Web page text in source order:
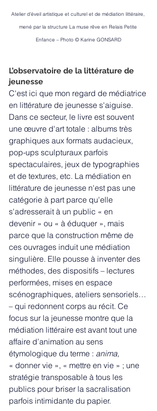
Atelier d’éveil artistique et culturel et de médiation littéraire,
mené par la structure La muse rêve en Relais Petite
Enfance – Photo © Karine GONSARD
L’observatoire de la littérature de
jeunesse
C'est ici que mon regard de médiatrice
en littérature de jeunesse s'aiguise.
Dans ce secteur, le livre est souvent
une œuvre d'art totale : albums très
graphiques aux formats audacieux,
pop-ups sculpturaux parfois
spectaculaires, jeux de typographies
et de textures, etc. La médiation en
littérature de jeunesse n'est pas une
catégorie à part parce qu'elle
s'adresserait à un public « en
devenir » ou « à éduquer », mais
parce que la construction même de
ces ouvrages induit une médiation
singulière. Elle pousse à inventer des
méthodes, des dispositifs – lectures
performées, mises en espace
scénographiques, ateliers sensoriels…
– qui redonnent corps au récit. Ce
focus sur la jeunesse montre que la
médiation littéraire est avant tout une
affaire d’animation au sens
étymologique du terme : anima,
« donner vie », « mettre en vie » ; une
stratégie transposable à tous les
publics pour briser la sacralisation
parfois intimidante du papier.